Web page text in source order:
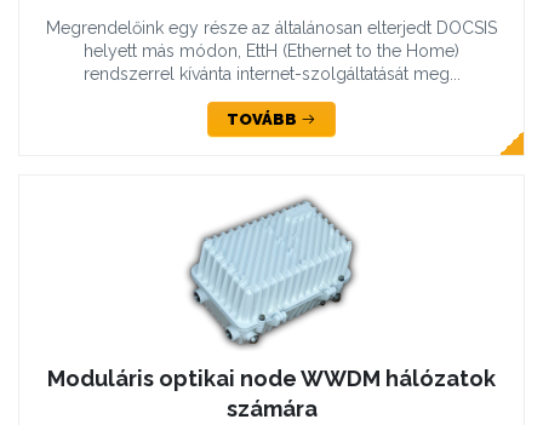
Megrendelőink egy része az általánosan elterjedt DOCSIS
helyett más módon, EttH (Ethernet to the Home)
rendszerrel kívánta internet-szolgáltatását meg...
TOVÁBB
Moduláris optikai node WWDM hálózatok
számára